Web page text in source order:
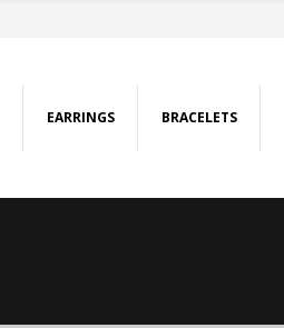
EARRINGS BRACELETS